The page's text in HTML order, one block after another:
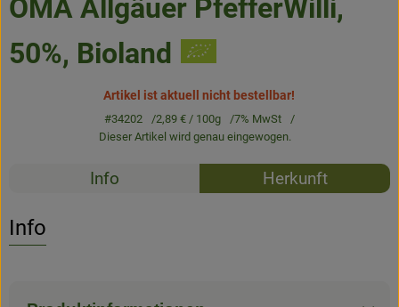
Frisches
Angebote & Neues
Vorratskammer
Jobkiste
ÖMA Allgäuer PfefferWilli,
50%, Bioland
Artikel ist aktuell nicht bestellbar!
#34202 2,89 € / 100g
7% MwSt
Dieser Artikel wird genau eingewogen.
Rezepte
Info Herkunft
Info